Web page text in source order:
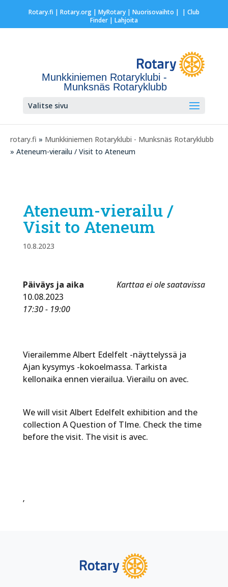
Rotary.fi | Rotary.org| MyRotary | Nuorisovaihto | | Club
Finder| Lahjoita
Munkkiniemen Rotaryklubi -
Munksnäs Rotaryklubb
Valitse sivu
rotary.fi » Munkkiniemen Rotaryklubi - Munksnäs Rotaryklubb
» Ateneum-vierailu / Visit to Ateneum
Ateneum-vierailu /
Visit to Ateneum
10.8.2023
Karttaa ei ole saatavissa
Päiväys ja aika
10.08.2023
17:30 - 19:00
Vierailemme Albert Edelfelt -näyttelyssä ja
Ajan kysymys -kokoelmassa. Tarkista
kellonaika ennen vierailua. Vierailu on avec.
We will visit Albert Edelfelt exhibition and the
collection A Question of TIme. Check the time
before the visit. The visit is avec.
’